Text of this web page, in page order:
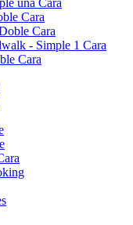
Cara
Cara
- Simple 1 Cara
Cara